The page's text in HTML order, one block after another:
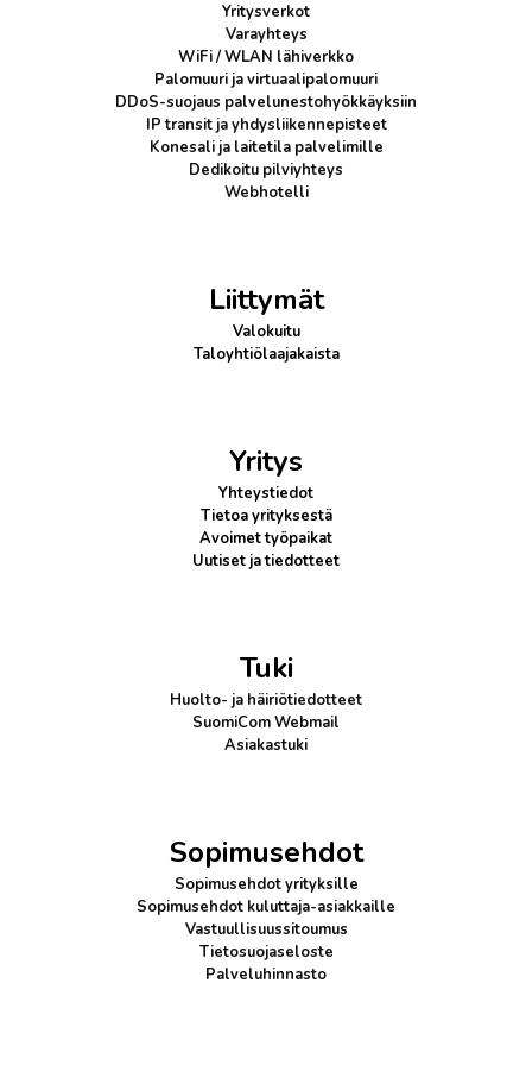
Yritysverkot
Varayhteys
WiFi / WLAN lähiverkko
Palomuuri ja virtuaalipalomuuri
DDoS-suojaus palvelunestohyökkäyksiin
IP transitja yhdysliikennepisteet
Konesali ja laitetila palvelimille
Dedikoitu pilviyhteys
Webhotelli
Liittymät
Valokuitu
Taloyhtiölaajakaista
Yritys
Yhteystiedot
Tietoa yrityksestä
Avoimet työpaikat
Uutiset ja tiedotteet
Tuki
Huolto- ja häiriötiedotteet
SuomiCom Webmail
Asiakastuki
Sopimusehdot
Sopimusehdot yrityksille
Sopimusehdot kuluttaja-asiakkaille
Vastuullisuussitoumus
Tietosuojaseloste
Palveluhinnasto